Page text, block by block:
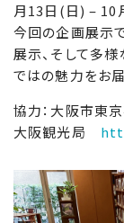
月13日(日) – 10
今回の企画展示
展示、そして多
ではの魅力をお届
協力：大阪市東
大阪観光局